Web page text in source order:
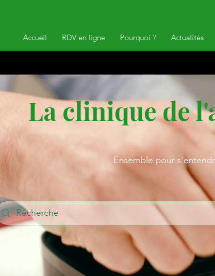
Accueil RDV en ligne Pourquoi ? Actualités
La clinique de
Ensemble pour